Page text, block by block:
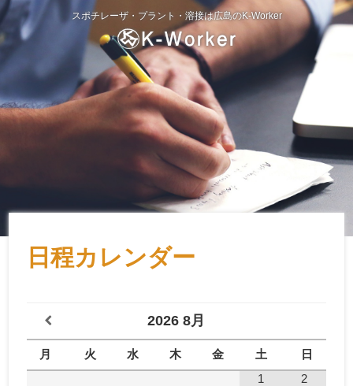
スポチレーザ・プラント・溶接は広島のK-Worker
日程カレンダー
2026 8月
月 火 水 木 金 土
日
1
2